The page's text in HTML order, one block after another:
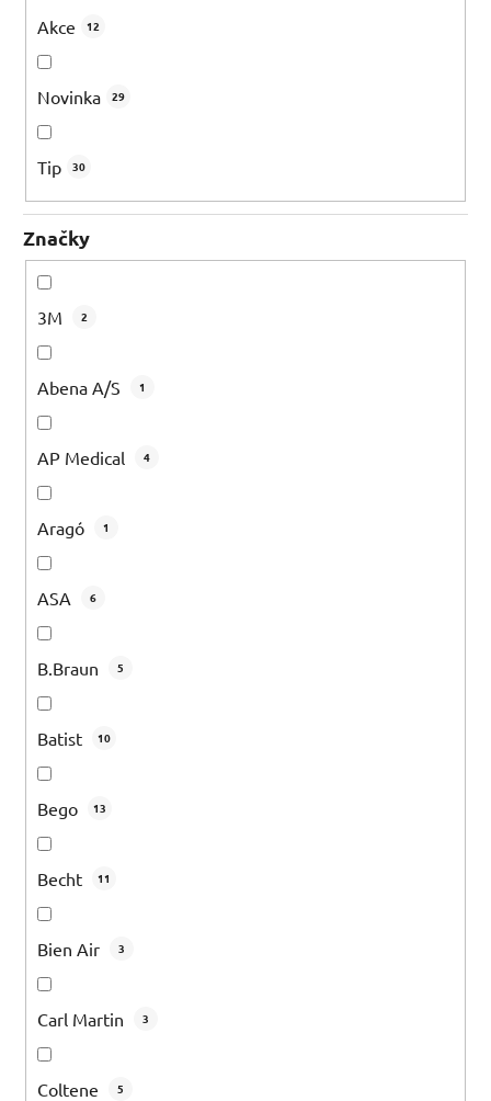
Akce 12
Novinka 29
Tip 30
Značky
3M 2
Abena A/S 1
AP Medical 4
Aragó 1
ASA 6
B.Braun 5
Batist 10
Bego 13
Becht 11
Bien Air 3
Carl Martin 3
Coltene 5